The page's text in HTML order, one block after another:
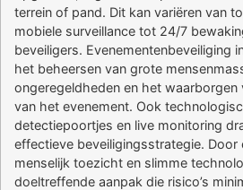
terrein of pand. Dit kan variëren van
mobiele surveillance tot 24/7
beveiligers. Evenementenbeveiliging
het beheersen van grote
ongeregeldheden en het waarborgen
van het evenement. Ook
detectiepoortjes en live monitoring
effectieve beveiligingsstrategie. Door
menselijk toezicht en slimme
doeltreffende aanpak die risico’s